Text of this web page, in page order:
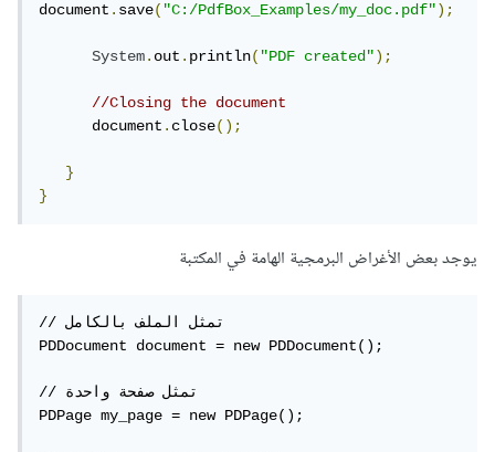
document.save("C:/PdfBox_Examples/my_doc.pdf");
System.out.println("PDF created");
//Closing the document
      document
.close();
}
}
يوجد بعض الأغراض البرمجية الهامة في المكتبة
// تمثل الملف بالكامل
PDDocument document = new PDDocument();
// تمثل صفحة واحدة
PDPage my_page = new PDPage();